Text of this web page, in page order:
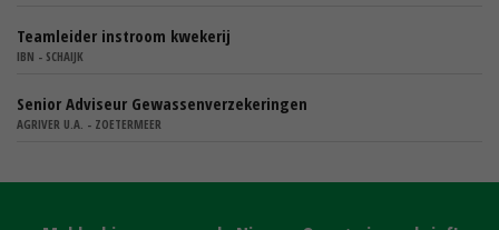
Teamleider instroom kwekerij
IBN - SCHAIJK
Senior Adviseur Gewassenverzekeringen
AGRIVER U.A. - ZOETERMEER